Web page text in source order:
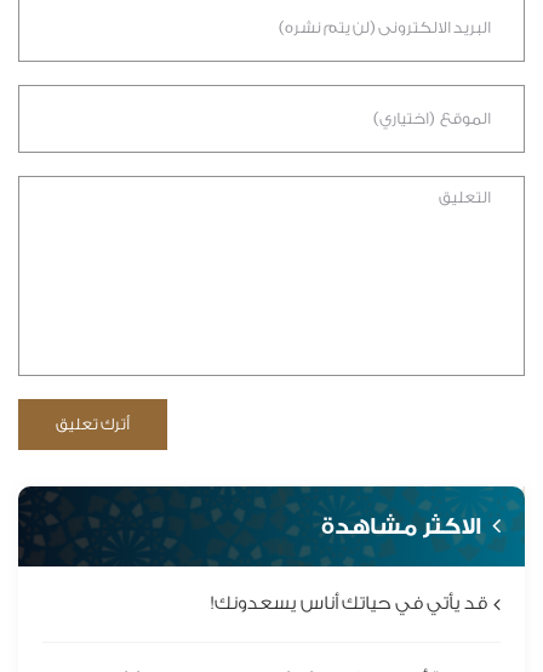
الاكثر مشاهدة
قد يأتي في حياتك أناس يسعدونك!